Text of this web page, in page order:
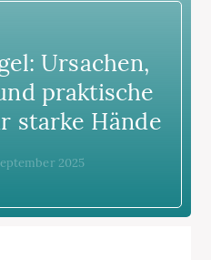
Ursachen,
praktische
starke Hände
2025